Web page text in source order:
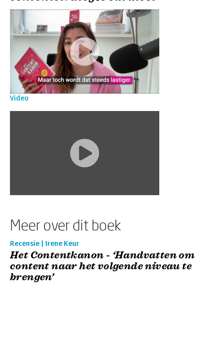
Video
Meer over dit boek
Recensie | Irene Keur
Het Contentkanon - ‘Handvatten om
content naar het volgende niveau te
brengen’